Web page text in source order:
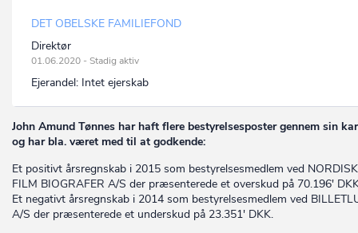
DET OBELSKE FAMILIEFOND
Direktør
01.06.2020 - Stadig aktiv
Ejerandel: Intet ejerskab
John Amund Tønnes har haft flere bestyrelsesposter gennem sin
og har bla. været med til at godkende:
Et positivt årsregnskab i 2015 som bestyrelsesmedlem ved NORDISK
FILM BIOGRAFER A/S der præsenterede et overskud på 70.196'
Et negativt årsregnskab i 2014 som bestyrelsesmedlem ved
A/S der præsenterede et underskud på 23.351' DKK.